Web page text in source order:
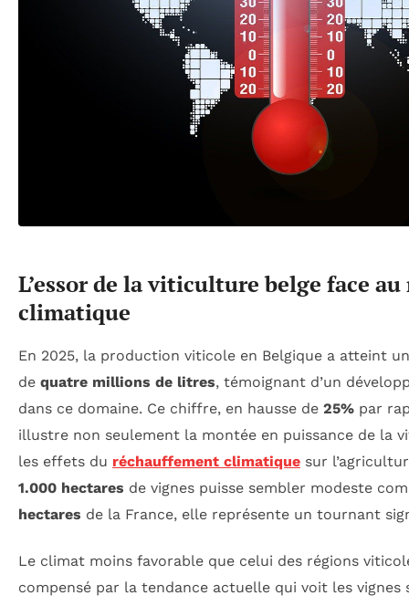
L’essor de la viticulture belge face
climatique
En 2025, la production viticole en Belgique a atteint
de quatre millions de litres, témoignant d’un
dans ce domaine. Ce chiffre, en hausse de 25% par
illustre non seulement la montée en puissance de la
les effets du réchauffement climatique sur
1.000 hectares de vignes puisse sembler modeste
hectares de la France, elle représente un tournant
Le climat moins favorable que celui des régions
compensé par la tendance actuelle qui voit les vignes